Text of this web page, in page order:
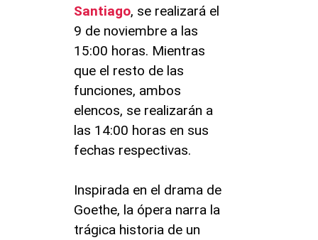
Santiago, se realizará el
9 de noviembre a las
15:00 horas. Mientras
que el resto de las
funciones, ambos
elencos, se realizarán a
las 14:00 horas en sus
fechas respectivas.
Inspirada en el drama de
Goethe, la ópera narra la
trágica historia de un